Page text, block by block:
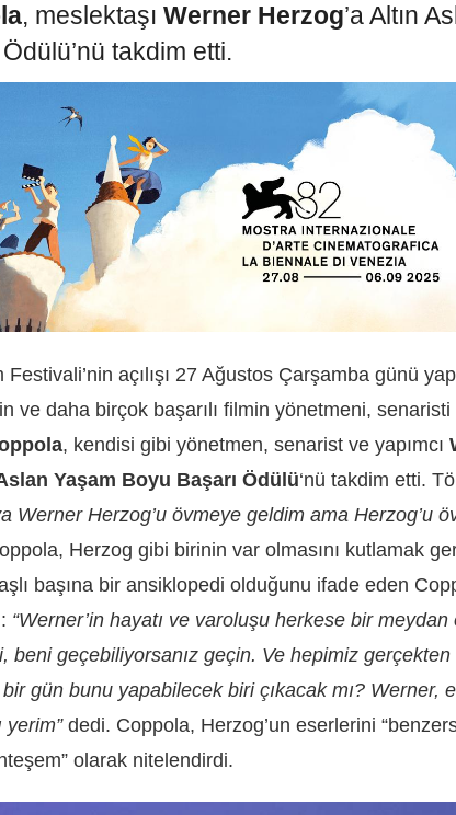
, meslektaşı Werner Herzog’a Altın
takdim etti.
açılışı 27 Ağustos Çarşamba günü
ve daha birçok başarılı filmin yönetmeni, senaristi
, kendisi gibi yönetmen, senarist ve yapımcı
Yaşam Boyu Başarı Ödülü‘nü takdim etti.
Werner Herzog’u övmeye geldim ama Herzog’u
Herzog gibi birinin var olmasını kutlamak
başına bir ansiklopedi olduğunu ifade eden
“Werner’in hayatı ve varoluşu herkese bir meydan
beni geçebiliyorsanız geçin. Ve hepimiz gerçekten
gün bunu yapabilecek biri çıkacak mı? Werner,
yerim”dedi. Coppola, Herzog’un eserlerini
olarak nitelendirdi.